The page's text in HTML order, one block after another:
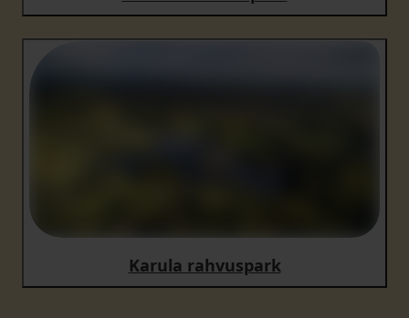
Karula rahvuspark